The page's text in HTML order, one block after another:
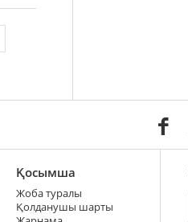
Қосымша
Жоба туралы
Қолданушы шарты